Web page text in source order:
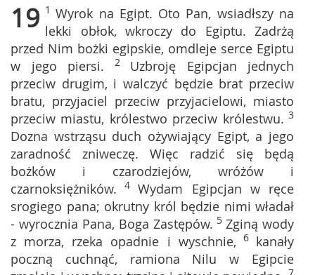
19 1Wyrok na Egipt. Oto Pan, wsiadłszy na
lekki obłok, wkroczy do Egiptu. Zadrżą
przed Nim bożki egipskie, omdleje serce Egiptu
w jego piersi. 2 Uzbroję Egipcjan jednych
przeciw drugim, i walczyć będzie brat przeciw
bratu, przyjaciel przeciw przyjacielowi, miasto
przeciw miastu, królestwo przeciw królestwu. 3
Dozna wstrząsu duch ożywiający Egipt, a jego
zaradność zniweczę. Więc radzić się będą
bożków i czarodziejów, wróżów i
czarnoksiężników. 4Wydam Egipcjan w ręce
srogiego pana; okrutny król będzie nimi władał
- wyrocznia Pana, Boga Zastępów. 5 Zginą wody
z morza, rzeka opadnie i wyschnie, 6 kanały
poczną cuchnąć, ramiona Nilu w Egipcie